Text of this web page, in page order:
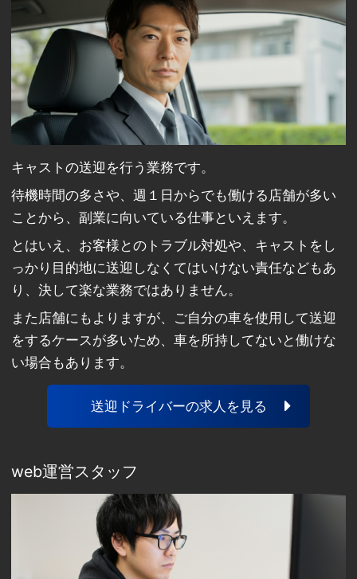
キャストの送迎を行う業務です。
待機時間の多さや、週１日からでも働ける店舗が多い
ことから、副業に向いている仕事といえます。
とはいえ、お客様とのトラブル対処や、キャストをし
っかり目的地に送迎しなくてはいけない責任などもあ
り、決して楽な業務ではありません。
また店舗にもよりますが、ご自分の車を使用して送迎
をするケースが多いため、車を所持してないと働けな
い場合もあります。
送迎ドライバーの求人を見る
web運営スタッフ